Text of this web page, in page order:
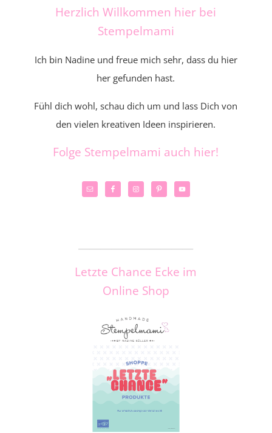
Herzlich Willkommen hier bei
Stempelmami
Ich bin Nadine und freue mich sehr, dass du hier
her gefunden hast.
Fühl dich wohl, schau dich um und lass Dich von
den vielen kreativen Ideen inspirieren.
Folge Stempelmami auch hier!
Letzte Chance Ecke im
Online Shop